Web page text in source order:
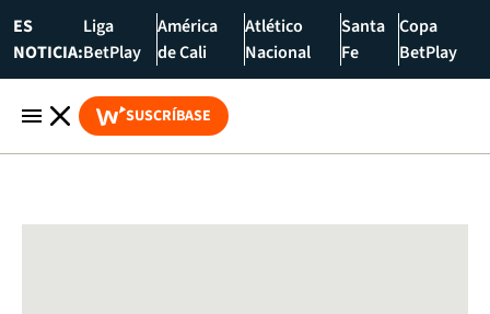
ES
NOTICIA:
Liga
BetPlay
América
de Cali
Atlético
Nacional
Santa
Fe
Copa
BetPlay
SUSCRÍBASE